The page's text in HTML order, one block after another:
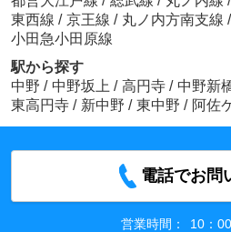
東西線 / 京王線 / 丸ノ内方南支線 /
小田急小田原線
駅から探す
中野 / 中野坂上 / 高円寺 / 中野新
東高円寺 / 新中野 / 東中野 / 阿佐
電話でお問
営業時間： 10：